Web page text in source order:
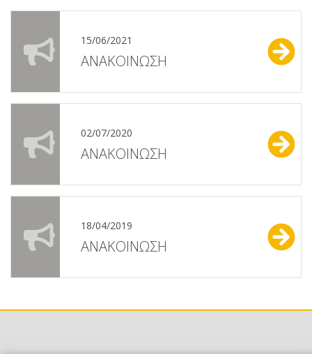
15/06/2021
ΑΝΑΚΟΙΝΩΣΗ
02/07/2020
ΑΝΑΚΟΙΝΩΣΗ
18/04/2019
ΑΝΑΚΟΙΝΩΣΗ